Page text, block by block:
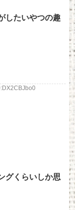
したいやつの趣
グくらいしか思